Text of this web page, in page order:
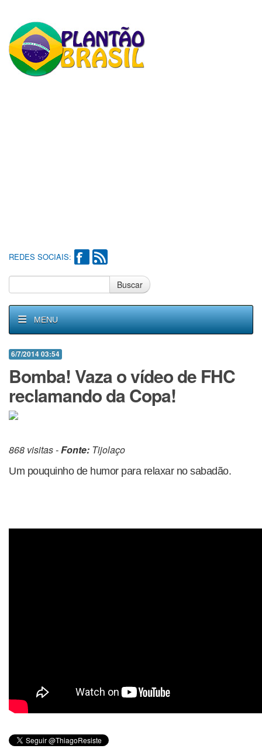
REDES SOCIAIS:
Buscar
MENU
6/7/2014 03:54
Bomba! Vaza o vídeo de FHC
reclamando da Copa!
868 visitas -Fonte: Tijolaço
Um pouquinho de humor para relaxar no sabadão.